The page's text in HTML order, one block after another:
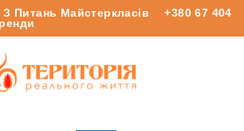
З Питань Майстеркласів
+380 67 404